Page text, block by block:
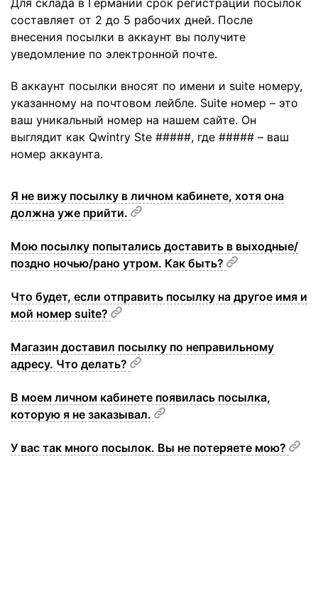
составляет от 2 до 5 рабочих дней. После
внесения посылки в аккаунт вы получите
уведомление по электронной почте.
В аккаунт посылки вносят по имени и suite номеру,
указанному на почтовом лейбле. Suite номер – это
ваш уникальный номер на нашем сайте. Он
выглядит как Qwintry Ste #####, где ##### – ваш
номер аккаунта.
Я не вижу посылку в личном кабинете, хотя она
должна уже прийти.
Мою посылку попытались доставить в выходные/
поздно ночью/рано утром. Как быть?
Что будет, если отправить посылку на другое имя и
мой номер suite?
Магазин доставил посылку по неправильному
адресу. Что делать?
В моем личном кабинете появилась посылка,
которую я не заказывал.
У вас так много посылок. Вы не потеряете мою?